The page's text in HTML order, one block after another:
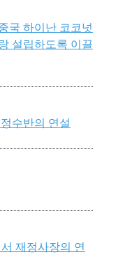
국 하이난 코코넛
설립하도록 이끌
수반의 연설
재정사장의 연